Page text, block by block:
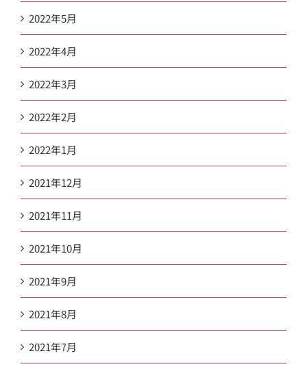
2022年5月
2022年4月
2022年3月
2022年2月
2022年1月
2021年12月
2021年11月
2021年10月
2021年9月
2021年8月
2021年7月